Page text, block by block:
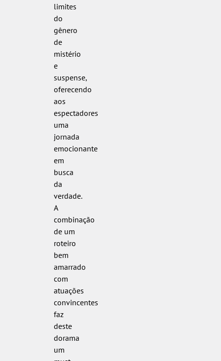
limites
do
gênero
de
mistério
e
suspense,
oferecendo
aos
espectadores
uma
jornada
emocionante
em
busca
da
verdade.
A
combinação
de um
roteiro
bem
amarrado
com
atuações
convincentes
faz
deste
dorama
um